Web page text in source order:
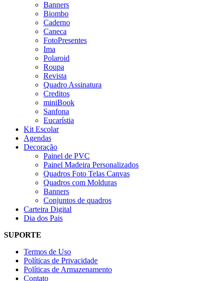
Banners
Biombo
Caderno
Caneca
FotoPresentes
Ima
Polaroid
Roupa
Revista
Quadro Assinatura
Creditos
miniBook
Sanfona
Eucarístia
Kit Escolar
Agendas
Decoração
Painel de PVC
Painel Madeira Personalizados
Quadros Foto Telas Canvas
Quadros com Molduras
Banners
Conjuntos de quadros
Carteira Digital
Dia dos Pais
SUPORTE
Termos de Uso
Políticas de Privacidade
Políticas de Armazenamento
Contato